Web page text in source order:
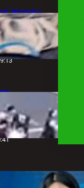
Pitaloka
Main Hakim
Tegakkan
HI,
Sopir
di